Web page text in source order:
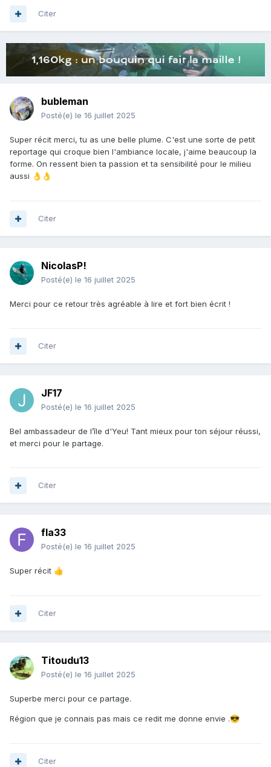
Citer
bubleman
Posté(e) le 16 juillet 2025
Super récit merci, tu as une belle plume. C'est une sorte de petit
reportage qui croque bien l'ambiance locale, j'aime beaucoup la
forme. On ressent bien ta passion et ta sensibilité pour le milieu
aussi 👌 👌
Citer
NicolasP!
Posté(e) le 16 juillet 2025
Merci pour ce retour très agréable à lire et fort bien écrit !
Citer
JF17
Posté(e) le 16 juillet 2025
Bel ambassadeur de l’île d'Yeu! Tant mieux pour ton séjour réussi,
et merci pour le partage.
Citer
fla33
Posté(e) le 16 juillet 2025
Super récit 👍
Citer
Titoudu13
Posté(e) le 16 juillet 2025
Superbe merci pour ce partage.
Région que je connais pas mais ce redit me donne envie .😎
Citer